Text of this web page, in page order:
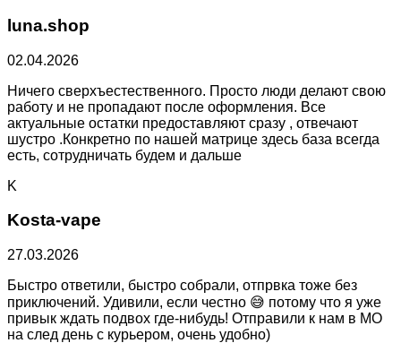
luna.shop
02.04.2026
Ничего сверхъестественного. Просто люди делают свою
работу и не пропадают после оформления. Все
актуальные остатки предоставляют сразу , отвечают
шустро .Конкретно по нашей матрице здесь база всегда
есть, сотрудничать будем и дальше
K
Kosta-vape
27.03.2026
Быстро ответили, быстро собрали, отпрвка тоже без
приключений. Удивили, если честно 😅 потому что я уже
привык ждать подвох где-нибудь! Отправили к нам в МО
на след день с курьером, очень удобно)